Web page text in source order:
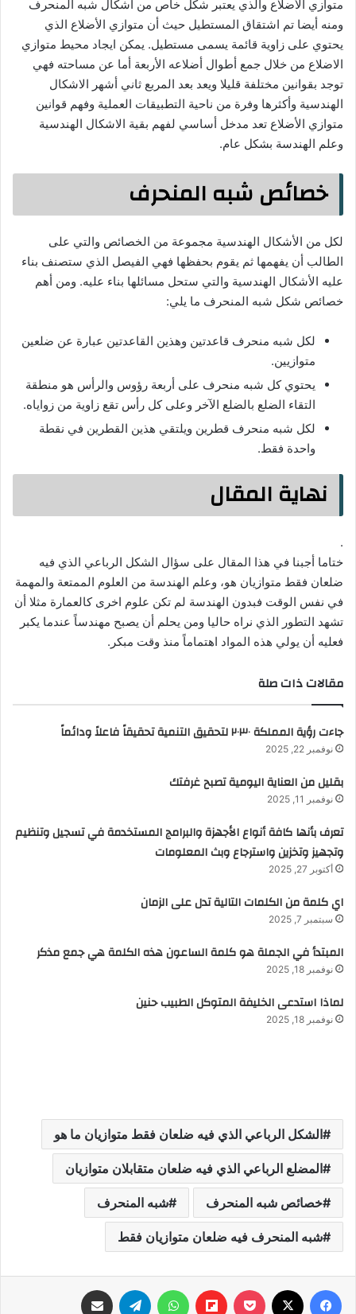
متوازي الأضلاع والذي يعتبر شكل خاص من أشكال شبه المنحرف
ومنه أيضا تم اشتقاق المستطيل حيث أن متوازي الأضلاع الذي
يحتوي على زاوية قائمة يسمى مستطيل. يمكن ايجاد محيط متوازي
الاضلاع من خلال جمع أطوال أضلاعه الأربعة أما عن مساحته فهي
توجد بقوانين مختلفة قليلا ويعد بعد المربع ثاني أشهر الاشكال
الهندسية وأكثرها وفرة من ناحية التطبيقات العملية وفهم قوانين
متوازي الأضلاع تعد مدخل أساسي لفهم بقية الاشكال الهندسية
وعلم الهندسة بشكل عام.
خصائص شبه المنحرف
لكل من الأشكال الهندسية مجموعة من الخصائص والتي على
الطالب أن يفهمها ثم يقوم بحفظها فهي الفيصل الذي ستصنف بناء
عليه الأشكال الهندسية والتي ستحل مسائلها بناء عليه. ومن أهم
خصائص شكل شبه المنحرف ما يلي:
لكل شبه منحرف قاعدتين وهذين القاعدتين عبارة عن ضلعين
متوازيين.
يحتوي كل شبه منحرف على أربعة رؤوس والرأس هو منطقة
التقاء الضلع بالضلع الآخر وعلى كل رأس تقع زاوية من زواياه.
لكل شبه منحرف قطرين ويلتقي هذين القطرين في نقطة
واحدة فقط.
نهاية المقال
.
ختاما أجبنا في هذا المقال على سؤال الشكل الرباعي الذي فيه
ضلعان فقط متوازيان هو، وعلم الهندسة من العلوم الممتعة والمهمة
في نفس الوقت فبدون الهندسة لم تكن علوم اخرى كالعمارة مثلا أن
تشهد التطور الذي نراه حاليا ومن يحلم أن يصبح مهندساً عندما يكبر
فعليه أن يولي هذه المواد اهتماماً منذ وقت مبكر.
مقالات ذات صلة
جاءت رؤية المملكة ٢٠٣٠ لتحقيق التنمية تحقيقاً فاعلاً ودائماً
نوفمبر 22, 2025
بقليل من العناية اليومية تصبح غرفتك
نوفمبر 11, 2025
تعرف بأنها كافة أنواع الأجهزة والبرامج المستخدمة في تسجيل وتنظيم
وتجهيز وتخزين واسترجاع وبث المعلومات
أكتوبر 27, 2025
اي كلمة من الكلمات التالية تدل على الزمان
سبتمبر 7, 2025
المبتدأ في الجملة هو كلمة الساعون هذه الكلمة هي جمع مذكر
نوفمبر 18, 2025
لماذا استدعى الخليفة المتوكل الطبيب حنين
نوفمبر 18, 2025
الشكل الرباعي الذي فيه ضلعان فقط متوازيان ما هو
المضلع الرباعي الذي فيه ضلعان متقابلان متوازیان
خصائص شبه المنحرف شبه المنحرف
شبه المنحرف فيه ضلعان متوازیان فقط
فيسبوك ‫Pocket
Flipboard واتساب تيلقرام